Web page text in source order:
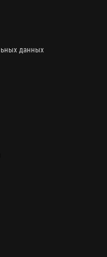
данных